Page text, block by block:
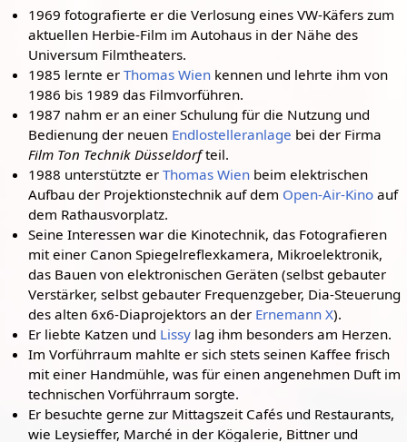
1969 fotografierte er die Verlosung eines VW-Käfers zum
aktuellen Herbie-Film im Autohaus in der Nähe des
Universum Filmtheaters.
1985 lernte erThomas Wien kennen und lehrte ihm von
1986 bis 1989 das Filmvorführen.
1987 nahm er an einer Schulung für die Nutzung und
Bedienung der neuen Endlostelleranlage bei der Firma
Film Ton Technik Düsseldorfteil.
1988 unterstützte erThomas Wien beim elektrischen
Aufbau der Projektionstechnik auf dem Open-Air-Kino auf
dem Rathausvorplatz.
Seine Interessen war die Kinotechnik, das Fotografieren
mit einer Canon Spiegelreflexkamera, Mikroelektronik,
das Bauen von elektronischen Geräten (selbst gebauter
Verstärker, selbst gebauter Frequenzgeber, Dia-Steuerung
des alten 6x6-Diaprojektors an der Ernemann X).
Er liebte Katzen und Lissy lag ihm besonders am Herzen.
Im Vorführraum mahlte er sich stets seinen Kaffee frisch
mit einer Handmühle, was für einen angenehmen Duft im
technischen Vorführraum sorgte.
Er besuchte gerne zur Mittagszeit Cafés und Restaurants,
wie Leysieffer, Marché in der Kögalerie, Bittner und